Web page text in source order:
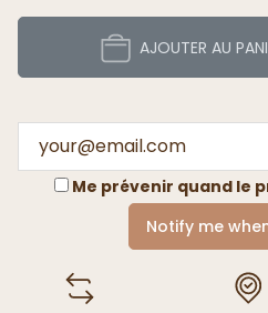
AJOUTER AU
Me prévenir quand le
Notify me